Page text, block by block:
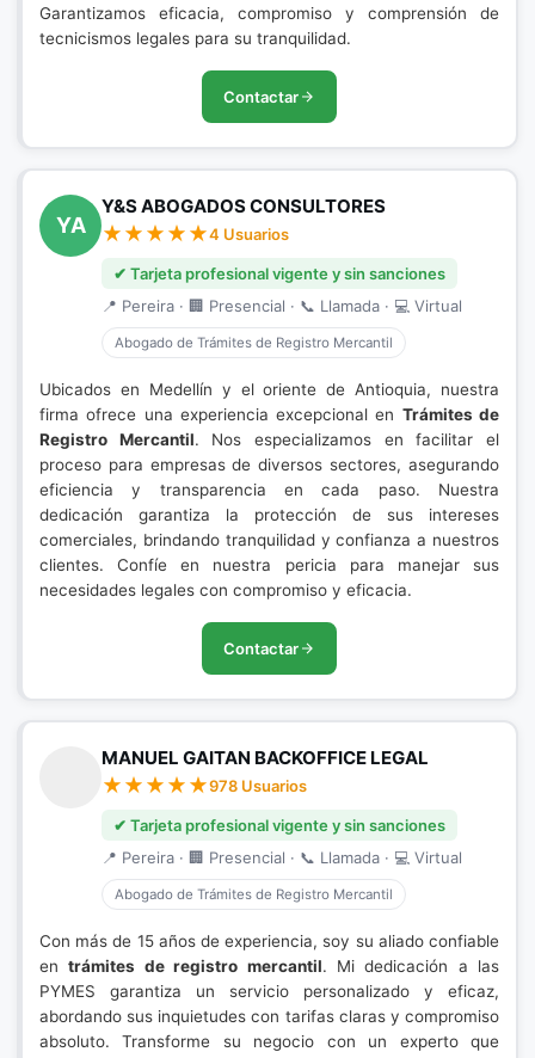
Garantizamos eficacia, compromiso y comprensión de
tecnicismos legales para su tranquilidad.
Contactar
YA
Y&S ABOGADOS CONSULTORES
4 Usuarios
✔ Tarjeta profesional vigente y sin sanciones
📍 Pereira · 🏢 Presencial · 📞 Llamada · 💻 Virtual
Abogado de Trámites de Registro Mercantil
Ubicados en Medellín y el oriente de Antioquia, nuestra
firma ofrece una experiencia excepcional en Trámites de
Registro Mercantil. Nos especializamos en facilitar el
proceso para empresas de diversos sectores, asegurando
eficiencia y transparencia en cada paso. Nuestra
dedicación garantiza la protección de sus intereses
comerciales, brindando tranquilidad y confianza a nuestros
clientes. Confíe en nuestra pericia para manejar sus
necesidades legales con compromiso y eficacia.
Contactar
MANUEL GAITAN BACKOFFICE LEGAL
978 Usuarios
✔ Tarjeta profesional vigente y sin sanciones
📍 Pereira · 🏢 Presencial · 📞 Llamada · 💻 Virtual
Abogado de Trámites de Registro Mercantil
Con más de 15 años de experiencia, soy su aliado confiable
entrámites de registro mercantil. Mi dedicación a las
PYMES garantiza un servicio personalizado y eficaz,
abordando sus inquietudes con tarifas claras y compromiso
absoluto. Transforme su negocio con un experto que